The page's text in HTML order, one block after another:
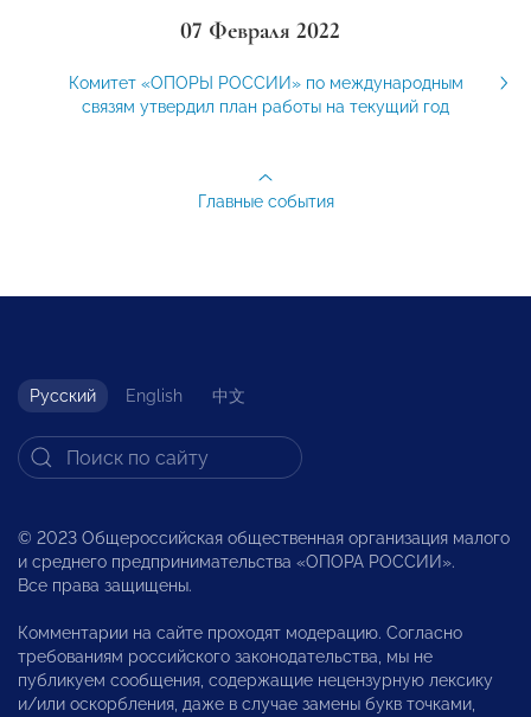
07 Февраля 2022
Комитет «ОПОРЫ РОССИИ» по международным
связям утвердил план работы на текущий год
Главные события
Русский English 中文
© 2023 Общероссийская общественная организация малого
и среднего предпринимательства «ОПОРА РОССИИ».
Все права защищены.
Комментарии на сайте проходят модерацию. Согласно
требованиям российского законодательства, мы не
публикуем сообщения, содержащие нецензурную лексику
и/или оскорбления, даже в случае замены букв точками,